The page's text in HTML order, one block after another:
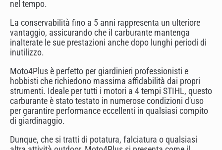
nel tempo.
La conservabilità fino a 5 anni rappresenta un ulteriore
vantaggio, assicurando che il carburante mantenga
inalterate le sue prestazioni anche dopo lunghi periodi di
inutilizzo.
Moto4Plus è perfetto per giardinieri professionisti e
hobbisti che richiedono massima affidabilità dai propri
strumenti. Ideale per tutti i motori a 4 tempi STIHL, questo
carburante è stato testato in numerose condizioni d'uso
per garantire performance eccellenti in qualsiasi compito
di giardinaggio.
Dunque, che si tratti di potatura, falciatura o qualsiasi